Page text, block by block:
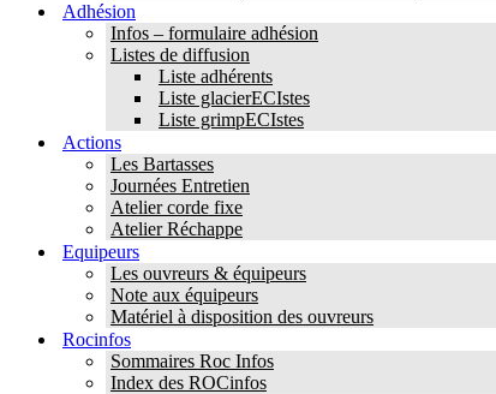
Adhésion
Infos – formulaire adhésion
Listes de diffusion
Liste adhérents
Liste glacierECIstes
Liste grimpECIstes
Actions
Les Bartasses
Journées Entretien
Atelier corde fixe
Atelier Réchappe
Equipeurs
Les ouvreurs & équipeurs
Note aux équipeurs
Matériel à disposition des ouvreurs
Rocinfos
Sommaires Roc Infos
Index des ROCinfos